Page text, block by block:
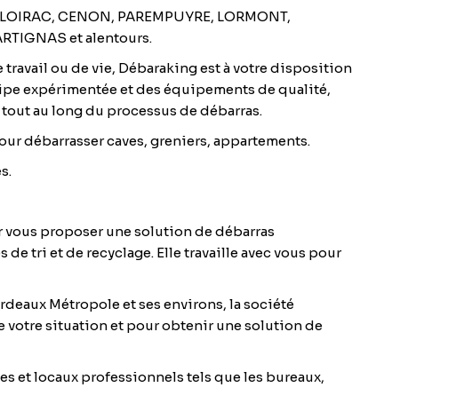
CENON, PAREMPUYRE, LORMONT,
et alentours.
ou de vie, Débaraking est à votre disposition
expérimentée et des équipements de qualité,
au long du processus de débarras.
débarrasser caves, greniers, appartements.
proposer une solution de débarras
tri et de recyclage. Elle travaille avec vous pour
Métropole et ses environs, la société
votre situation et pour obtenir une solution de
et locaux professionnels tels que les bureaux,